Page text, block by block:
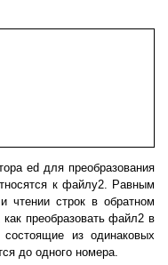
ed для преобразования
к файлу2. Равным
чтении строк в обратном
преобразовать файл2 в
из одинаковых
до одного номера.